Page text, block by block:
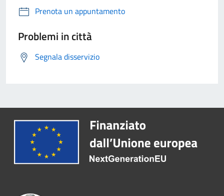
Prenota un appuntamento
Problemi in città
Segnala disservizio